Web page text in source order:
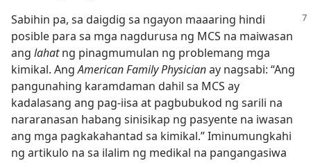
Sabihin pa, sa daigdig sa ngayon maaaring hindi
posible para sa mga nagdurusa ng MCS na maiwasan
ang lahatng pinagmumulan ng problemang mga
kimikal. AngAmerican Family Physicianay nagsabi: “Ang
pangunahing karamdaman dahil sa MCS ay
kadalasang ang pag-iisa at pagbubukod ng sarili na
nararanasan habang sinisikap ng pasyente na iwasan
ang mga pagkakahantad sa kimikal.” Iminumungkahi
ng artikulo na sa ilalim ng medikal na pangangasiwa